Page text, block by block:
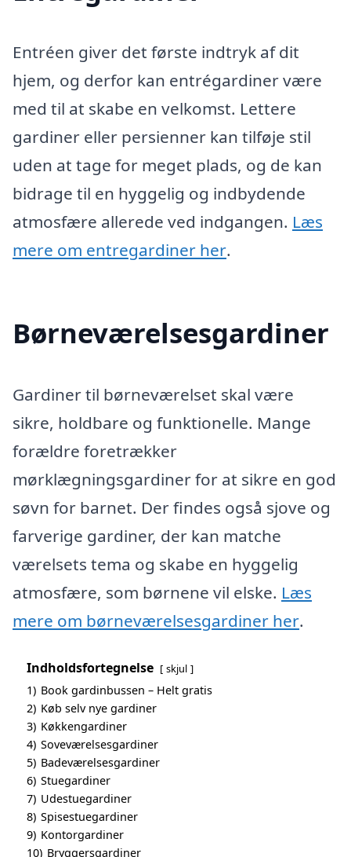
Entréen giver det første indtryk af dit
hjem, og derfor kan entrégardiner være
med til at skabe en velkomst. Lettere
gardiner eller persienner kan tilføje stil
uden at tage for meget plads, og de kan
bidrage til en hyggelig og indbydende
atmosfære allerede ved indgangen. Læs
mere om entregardiner her.
Børneværelsesgardiner
Gardiner til børneværelset skal være
sikre, holdbare og funktionelle. Mange
forældre foretrækker
mørklægningsgardiner for at sikre en god
søvn for barnet. Der findes også sjove og
farverige gardiner, der kan matche
værelsets tema og skabe en hyggelig
atmosfære, som børnene vil elske. Læs
mere om børneværelsesgardiner her.
Indholdsfortegnelse skjul
1) Book gardinbussen – Helt gratis
2) Køb selv nye gardiner
3) Køkkengardiner
4) Soveværelsesgardiner
5) Badeværelsesgardiner
6) Stuegardiner
7) Udestuegardiner
8) Spisestuegardiner
9) Kontorgardiner
10) Bryggersgardiner